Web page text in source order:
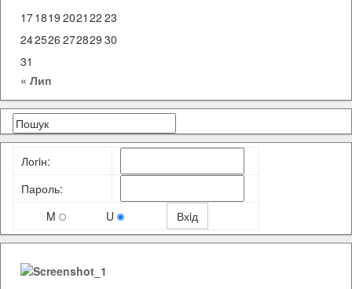
171819 2021 22 23
242526 272829 30
31
« Лип
Логiн:
Пароль:
M
U